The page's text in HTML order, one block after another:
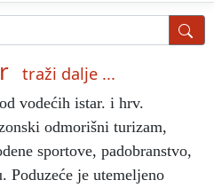
traži dalje ...
vodećih istar. i hrv.
odmorišni turizam,
sportove, padobranstvo,
je utemeljeno